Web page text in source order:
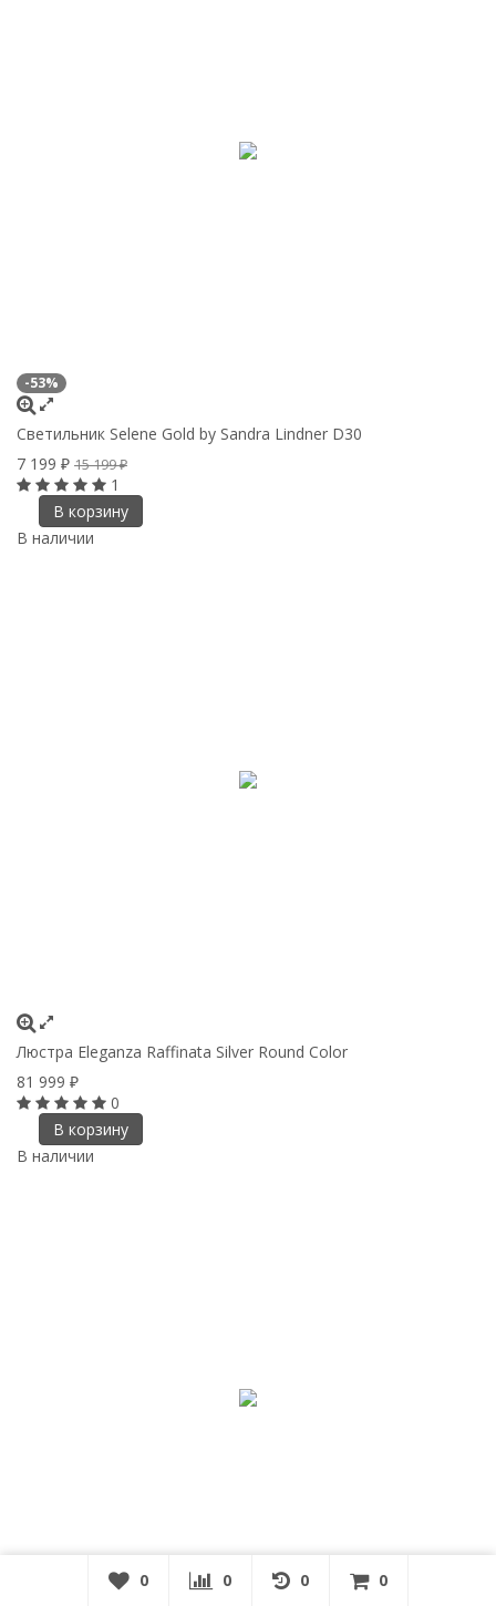
-53%
Светильник Selene Gold by Sandra Lindner D30
7 199 ₽ 15 199₽
1
В корзину
В наличии
Люстра Eleganza Raffinata Silver Round Сolor
81 999 ₽
0
В корзину
В наличии
0 0 0 0